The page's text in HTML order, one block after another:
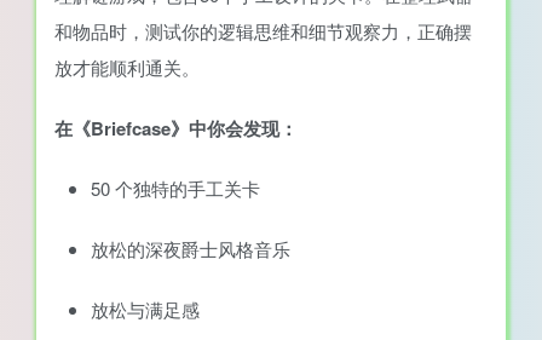
（摸鱼游戏）
和物品时，测试你的逻辑思维和细节观察力，正确摆
放才能顺利通关。
在《Briefcase》中你会发现：
50 个独特的手工关卡
放松的深夜爵士风格音乐
放松与满足感